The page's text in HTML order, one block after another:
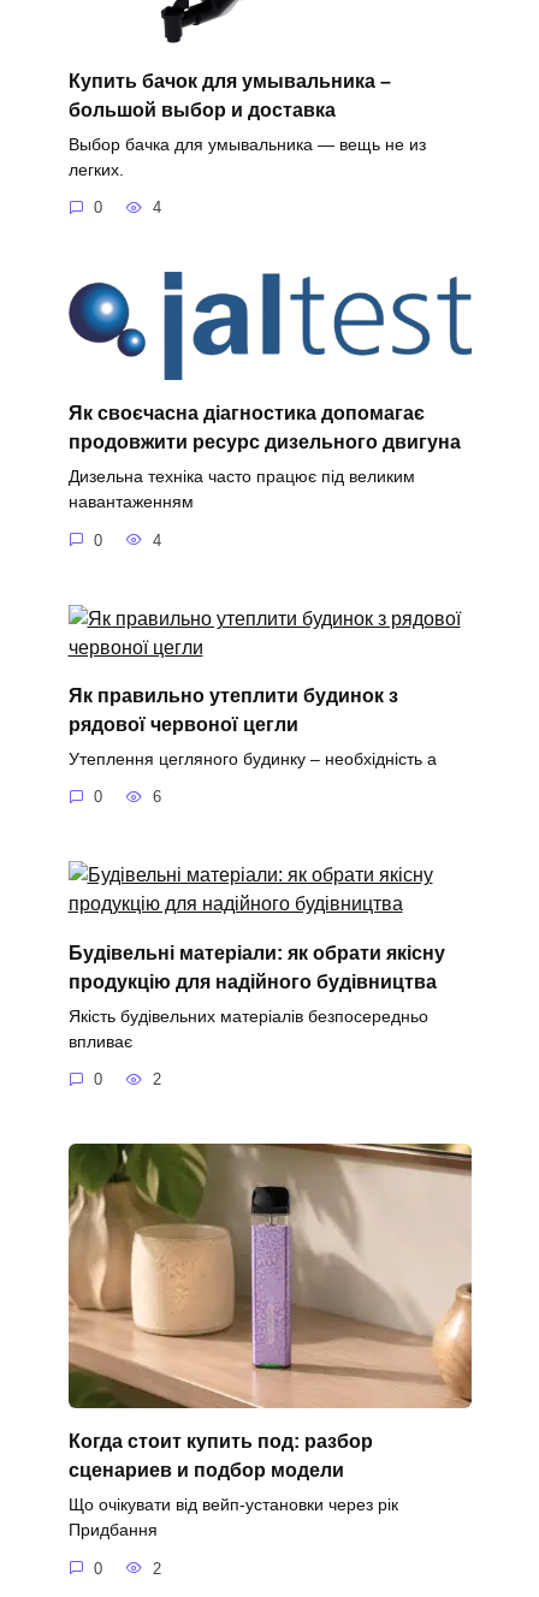
Купить бачок для умывальника –
большой выбор и доставка
Выбор бачка для умывальника — вещь не из
легких.
0 4
Як своєчасна діагностика допомагає
продовжити ресурс дизельного двигуна
Дизельна техніка часто працює під великим
навантаженням
0 4
Як правильно утеплити будинок з
рядової червоної цегли
Утеплення цегляного будинку – необхідність а
0 6
Будівельні матеріали: як обрати якісну
продукцію для надійного будівництва
Якість будівельних матеріалів безпосередньо
впливає
0 2
Когда стоит купить под: разбор
сценариев и подбор модели
Що очікувати від вейп-установки через рік
Придбання
0 2